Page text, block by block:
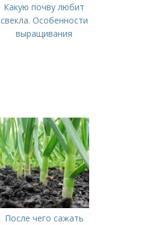
Какую почву любит
свекла. Особенности
выращивания
После чего сажать